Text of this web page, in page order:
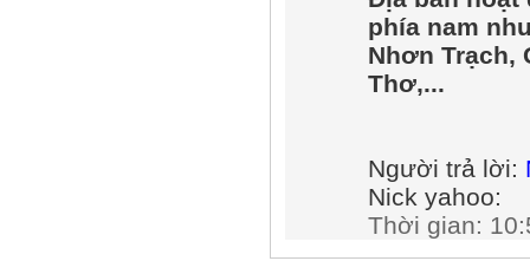
phía nam nh
Nhơn Trạch,
Thơ,...
Người trả lời:
Nick yahoo:
Thời gian: